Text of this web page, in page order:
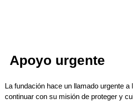
Apoyo urgente
La fundación hace un llamado urgente a
continuar con su misión de proteger y